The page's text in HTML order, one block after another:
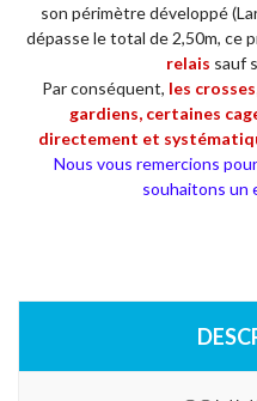
son périmètre développé
dépasse le total de 2,50m, ce
relais sauf
Par conséquent, les
gardiens, certaines
directement et
Nous vous remercions
souhaitons un